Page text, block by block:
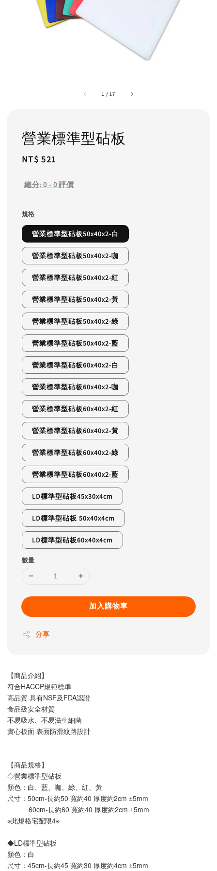
1 / 17
營業標準型砧板
Regular
NT$ 521
總分:0 - 0評價
規格
營業標準型砧板50x40x2-白
營業標準型砧板50x40x2-咖
營業標準型砧板50x40x2-紅
營業標準型砧板50x40x2-黃
營業標準型砧板50x40x2-綠
營業標準型砧板50x40x2-藍
營業標準型砧板60x40x2-白
營業標準型砧板60x40x2-咖
營業標準型砧板60x40x2-紅
營業標準型砧板60x40x2-黃
營業標準型砧板60x40x2-綠
營業標準型砧板60x40x2-藍
LD標準型砧板45x30x4cm
LD標準型砧板 50x40x4cm
LD標準型砧板60x40x4cm
數量
加入購物車
分享
【商品介紹】
符合HACCP規範標準
高品質 具有NSF及FDA認證
食品級安全材質
不易吸水、不易滋生細菌
實心板面 表面防滑紋路設計
【商品規格】
◇營業標準型砧板
顏色：白、藍、咖、綠、紅、黃
尺寸：50cm-長約50 寬約40 厚度約2cm ±5mm
60cm-長約60 寬約40 厚度約2cm ±5mm
※此規格宅配限4※
◆LD標準型砧板
顏色：白
尺寸：45cm-長約45 寬約30 厚度約4cm ±5mm